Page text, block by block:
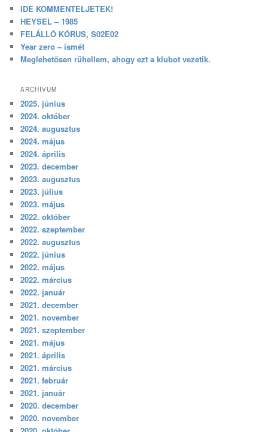
IDE KOMMENTELJETEK!
HEYSEL – 1985
FELÁLLÓ KÓRUS, S02E02
Year zero – ismét
Meglehetősen rühellem, ahogy ezt a klubot vezetik.
ARCHÍVUM
2025. június
2024. október
2024. augusztus
2024. május
2024. április
2023. december
2023. augusztus
2023. július
2023. május
2022. október
2022. szeptember
2022. augusztus
2022. június
2022. május
2022. március
2022. január
2021. december
2021. november
2021. szeptember
2021. május
2021. április
2021. március
2021. február
2021. január
2020. december
2020. november